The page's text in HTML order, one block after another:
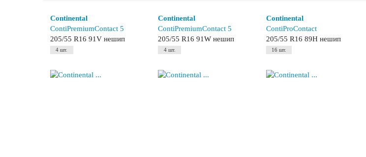
Continental
ContiPremiumContact 5
205/55 R16 91V нешип
4 шт.
Continental
ContiPremiumContact 5
205/55 R16 91W нешип
4 шт.
Continental
ContiProContact
205/55 R16 89H нешип
16 шт.